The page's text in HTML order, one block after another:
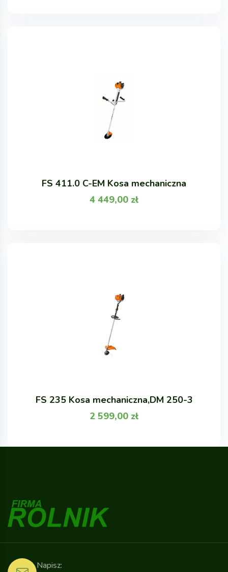
FS 411.0 C-EM Kosa mechaniczna
4 449,00 zł
FS 235 Kosa mechaniczna,DM 250-3
2 599,00 zł
Napisz: